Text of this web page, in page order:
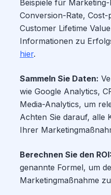
Beispiele für
Conversion-Rate, Cost-
Customer Lifetime
Informationen zu
hier.
Sammeln Sie Daten:
wie Google Analytics,
Media-Analytics, um
Achten Sie darauf, alle
Ihrer
Berechnen Sie den ROI:
genannte Formel, um
Marketingmaßnahme